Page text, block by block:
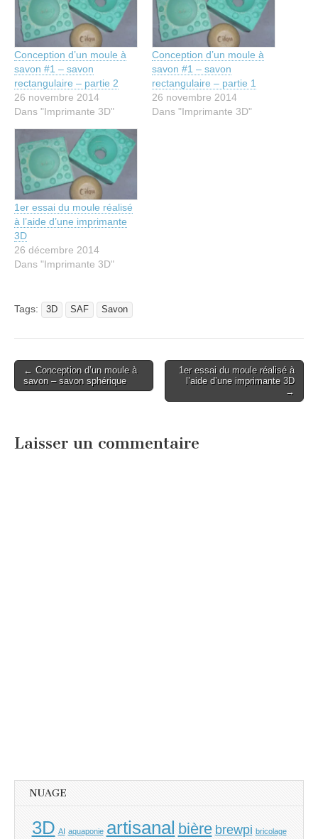
Conception d’un moule à
savon #1 – savon
rectangulaire – partie 2
26 novembre 2014
Dans "Imprimante 3D"
Conception d’un moule à
savon #1 – savon
rectangulaire – partie 1
26 novembre 2014
Dans "Imprimante 3D"
1er essai du moule réalisé
à l’aide d’une imprimante
3D
26 décembre 2014
Dans "Imprimante 3D"
Tags: 3D SAF Savon
Post
navigation
← Conception d’un moule à
savon – savon sphérique
1er essai du moule réalisé à
l’aide d’une imprimante 3D
→
Laisser un commentaire
NUAGE
3D AI aquaponie artisanal bière brewpi bricolage